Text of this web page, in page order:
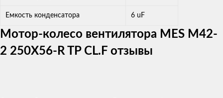
Емкость конденсатора 6 uF
Мотор-колесо вентилятора MES M42-
2 250X56-R TP CL.F отзывы